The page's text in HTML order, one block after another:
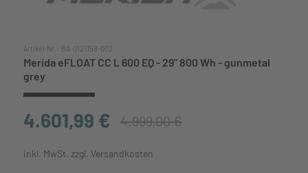
Artikel-Nr.: BA-0121158-002
Merida eFLOAT CC L 600 EQ - 29" 800 Wh - gunmetal
grey
4.601,99 € 4.999,00 €
inkl. MwSt. zzgl. Versandkosten